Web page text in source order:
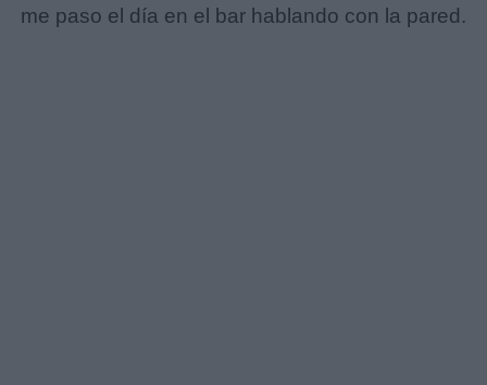
me paso el día en el bar hablando con la pared.